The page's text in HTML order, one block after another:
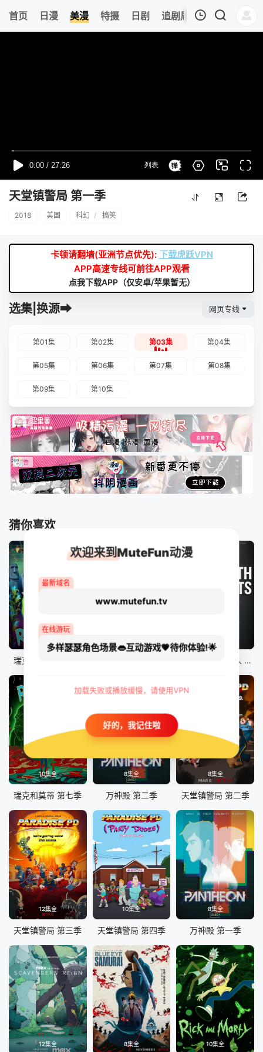
首页 日漫 美漫 特摄 日剧 追剧周表 今日更新
天堂镇警局 第一季
2018 美国 科幻 / 搞笑
卡顿请翻墙(亚洲节点优先): 下载虎跃VPN
APP高速专线可前往APP观看
点我下载APP（仅安卓/苹果暂无）
选集|换源➡ 网页专线
第01集 第02集 第03集 第04集
第05集 第06集 第07集 第08集
第09集 第10集
猜你喜欢
10集全
瑞克和莫蒂 第八季 爱、死亡和机器人 第三季
10集全
瑞克和莫蒂 第七季
8集全
万神殿 第二季
8集全
天堂镇警局 第二季
12集全
天堂镇警局 第三季
10集全
天堂镇警局 第四季
8集全
万神殿 第一季
12集全 8集全 10集全
欢迎来到MuteFun动漫
最新域名
www.mutefun.tv
在线游玩
多样瑟瑟角色场景👄互动游戏💗待你体验!🌟
加载失败或播放缓慢，请使用VPN
好的，我记住啦